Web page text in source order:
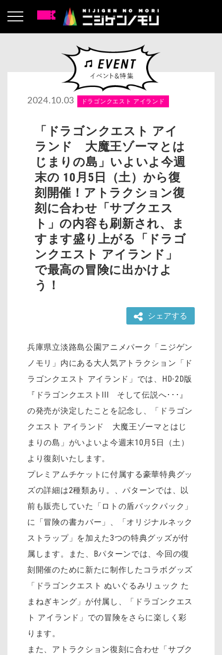
2024.10.03 ドラゴンクエスト アイランド
「ドラゴンクエスト アイ
ランド 大魔王ゾーマとは
じまりの島」いよいよ今週
末の 10月5日（土）から復
刻開催！アトラクション復
刻に合わせ「サブクエス
ト」の内容も刷新され、ま
すます盛り上がる「ドラゴ
ンクエスト アイランド」
で最高の冒険に出かけよ
う！
シェアする
兵庫県立淡路島公園アニメパーク「ニジゲン
ノモリ」内にある大人気アトラクション「ド
ラゴンクエスト アイランド」では、HD-2D版
『ドラゴンクエストIII そして伝説へ･･･』
の発売が決定したことを記念し、「ドラゴン
クエスト アイランド 大魔王ゾーマとはじ
まりの島」がいよいよ今週末10月5日（土）
より復刻いたします。
プレミアムチケットに付属する豪華特典グッ
ズの詳細は2種類あり。、パターンでは、以
前も販売していた「ロトの盾バックパック」
に「冒険の書カバー」、「オリジナルネック
ストラップ」を加えた3つの特典グッズが付
属します。また、Bパターンでは、今回の復
刻開催のために新たに制作したコラボグッズ
「ドラゴンクエスト ぬいぐるみリュック た
まねぎキング」が付属し、「ドラゴンクエス
ト アイランド」での冒険をさらに楽しく彩
ります。
また、アトラクション復刻に合わせ「サブク